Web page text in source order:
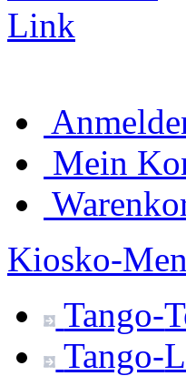
Mein
Kiosko-
Tango-
Tango-